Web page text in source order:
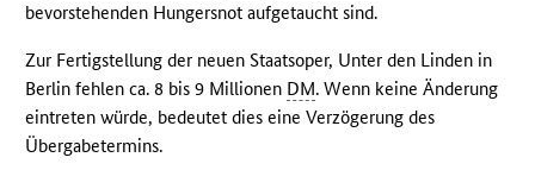
bevorstehenden Hungersnot aufgetaucht sind.
Zur Fertigstellung der neuen Staatsoper, Unter den Linden in
Berlin fehlen ca. 8 bis 9 Millionen DM. Wenn keine Änderung
eintreten würde, bedeutet dies eine Verzögerung des
Übergabetermins.